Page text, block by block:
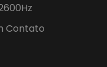
Contato